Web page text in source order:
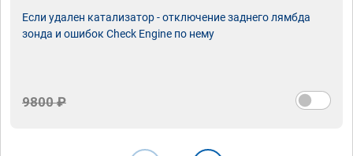
Если удален катализатор - отключение заднего лямбда
зонда и ошибок Check Engine по нему
9800 ₽